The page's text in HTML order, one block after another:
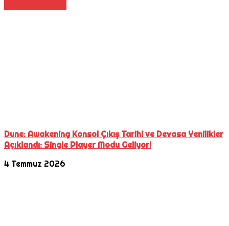
Dune: Awakening Konsol Çıkış Tarihi ve Devasa Yenilikler
Açıklandı: Single Player Modu Geliyor!
4 Temmuz 2026